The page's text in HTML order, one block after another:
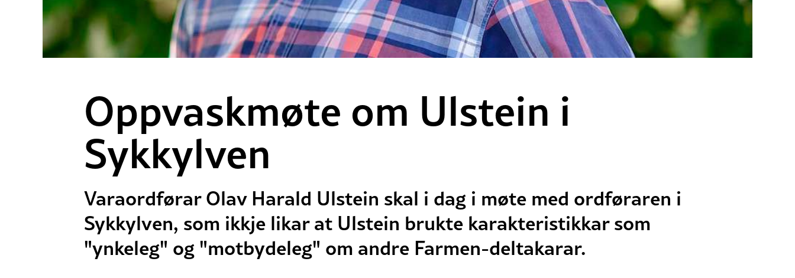
Oppvaskmøte om Ulstein i
Sykkylven
Varaordførar Olav Harald Ulstein skal i dag i møte med ordføraren i
Sykkylven, som ikkje likar at Ulstein brukte karakteristikkar som
"ynkeleg" og "motbydeleg" om andre Farmen-deltakarar.